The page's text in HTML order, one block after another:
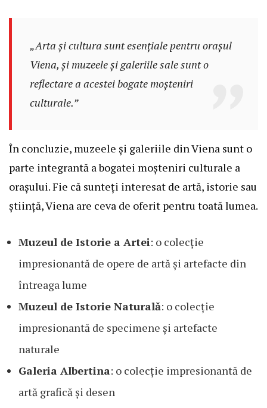
„Arta și cultura sunt esențiale pentru orașul
Viena, și muzeele și galeriile sale sunt o
reflectare a acestei bogate moșteniri
culturale.”
În concluzie, muzeele și galeriile din Viena sunt o
parte integrantă a bogatei moșteniri culturale a
orașului. Fie că sunteți interesat de artă, istorie sau
știință, Viena are ceva de oferit pentru toată lumea.
Muzeul de Istorie a Artei: o colecție
impresionantă de opere de artă și artefacte din
întreaga lume
Muzeul de Istorie Naturală: o colecție
impresionantă de specimene și artefacte
naturale
Galeria Albertina: o colecție impresionantă de
artă grafică și desen